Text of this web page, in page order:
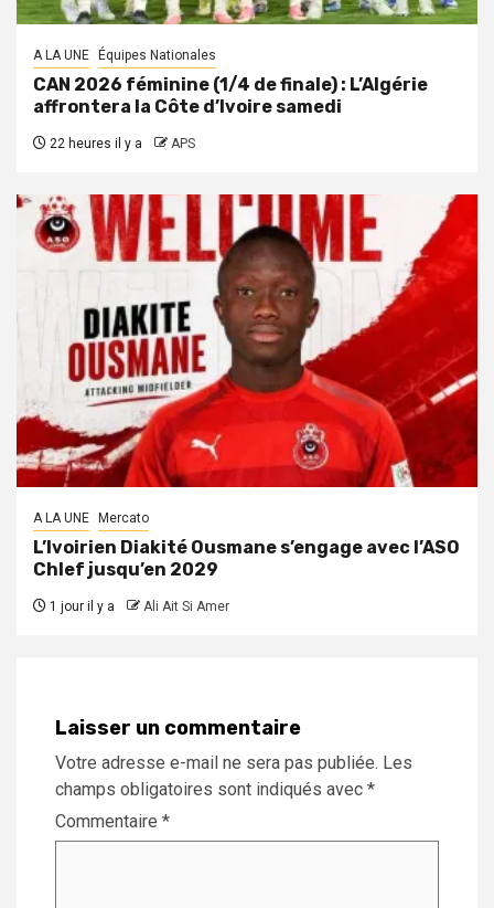
A LA UNE Équipes Nationales
CAN 2026 féminine (1/4 de finale) : L’Algérie
affrontera la Côte d’Ivoire samedi
22 heures il y a APS
A LA UNE Mercato
L’Ivoirien Diakité Ousmane s’engage avec l’ASO
Chlef jusqu’en 2029
1 jour il y a Ali Ait Si Amer
Laisser un commentaire
Votre adresse e-mail ne sera pas publiée. Les
champs obligatoires sont indiqués avec *
Commentaire *